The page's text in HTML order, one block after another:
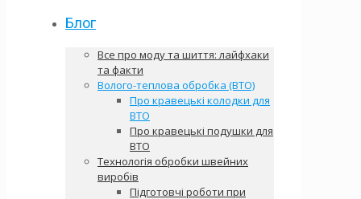
Блог
Все про моду та шиття: лайфхаки
та факти
Волого-теплова обробка (ВТО)
Про кравецькі колодки для
ВТО
Про кравецькі подушки для
ВТО
Технологія обробки швейних
виробів
Підготовчі роботи при